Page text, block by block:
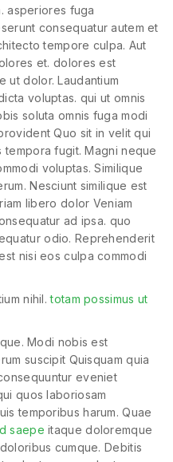
asperiores fuga
consequatur autem et
tempore culpa. Aut
et. dolores est
ut dolor. Laudantium
voluptas. qui ut omnis
soluta omnis fuga modi
Quo sit in velit qui
tempora fugit. Magni neque
voluptas. Similique
Nesciunt similique est
libero dolor Veniam
ad ipsa. quo
odio. Reprehenderit
nisi eos culpa commodi
nihil.totam possimus ut
Modi nobis est
suscipit Quisquam quia
eveniet
quos laboriosam
temporibus harum. Quae
saepe itaque doloremque
cumque. Debitis